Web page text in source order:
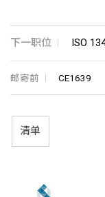
下一职位 ISO
邮寄前 CE1639
清单